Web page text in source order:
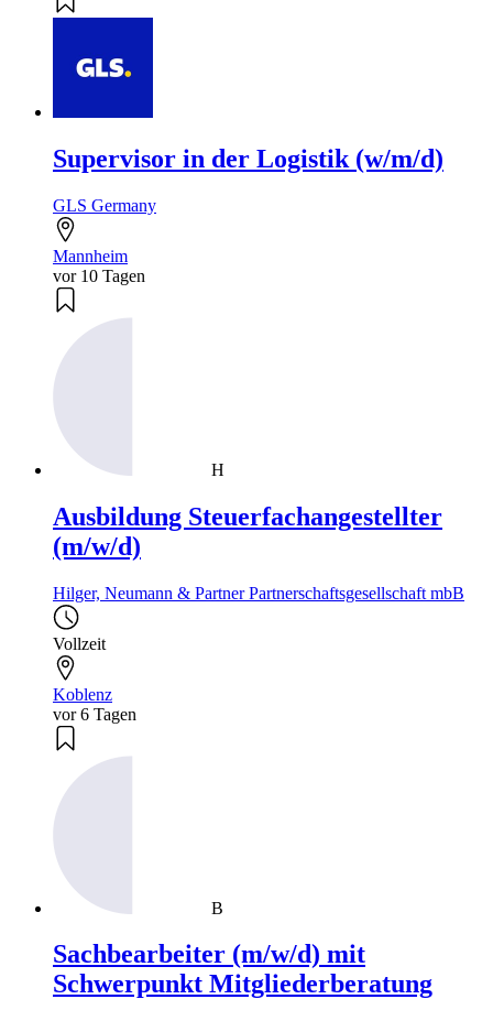
Supervisor in der Logistik (w/m/d)
GLS Germany
Mannheim
vor 10 Tagen
H
Ausbildung Steuerfachangestellter
(m/w/d)
Hilger, Neumann & Partner Partnerschaftsgesellschaft mbB
Vollzeit
Koblenz
vor 6 Tagen
B
Sachbearbeiter (m/w/d) mit
Schwerpunkt Mitgliederberatung